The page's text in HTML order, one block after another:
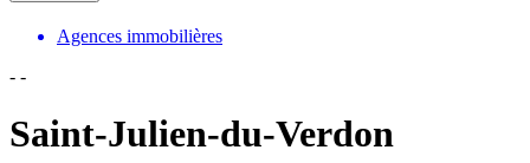
Agences immobilières
- -
Saint-Julien-du-Verdon